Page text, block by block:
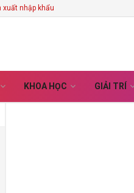
xuất nhập khẩu
KHOA HỌC GIẢI TRÍ